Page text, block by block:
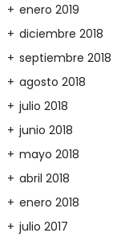
enero 2019
diciembre 2018
septiembre 2018
agosto 2018
julio 2018
junio 2018
mayo 2018
abril 2018
enero 2018
julio 2017